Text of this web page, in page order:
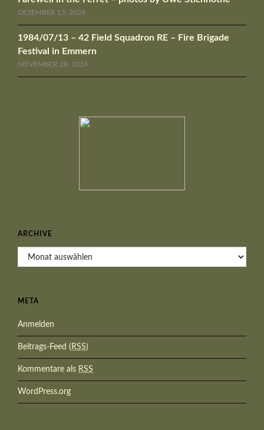
DEZEMBER 15, 2024
1984/07/13 – 42 Field Squadron RE – Fire Brigade
Festival in Emmern
NOVEMBER 28, 2024
ARCHIVE
Archive
META
Anmelden
Beitrags-Feed ( RSS)
Kommentare als RSS
WordPress.org